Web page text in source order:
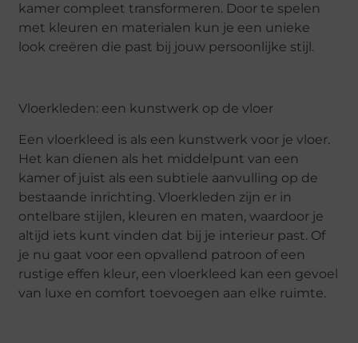
kamer compleet transformeren. Door te spelen
met kleuren en materialen kun je een unieke
look creëren die past bij jouw persoonlijke stijl.
Vloerkleden: een kunstwerk op de vloer
Een vloerkleed is als een kunstwerk voor je vloer.
Het kan dienen als het middelpunt van een
kamer of juist als een subtiele aanvulling op de
bestaande inrichting. Vloerkleden zijn er in
ontelbare stijlen, kleuren en maten, waardoor je
altijd iets kunt vinden dat bij je interieur past. Of
je nu gaat voor een opvallend patroon of een
rustige effen kleur, een vloerkleed kan een gevoel
van luxe en comfort toevoegen aan elke ruimte.